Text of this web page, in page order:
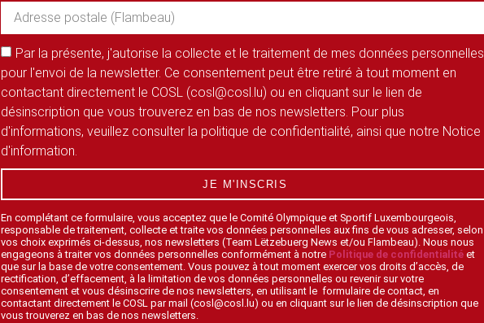
Par la présente, j'autorise la collecte et le traitement de mes données personnelles
pour l'envoi de la newsletter. Ce consentement peut être retiré à tout moment en
contactant directement le COSL (cosl@cosl.lu) ou en cliquant sur le lien de
désinscription que vous trouverez en bas de nos newsletters. Pour plus
d'informations, veuillez consulter la politique de confidentialité, ainsi que notre Notice
d'information.
JE M'INSCRIS
En complétant ce formulaire, vous acceptez que le Comité Olympique et Sportif Luxembourgeois,
responsable de traitement, collecte et traite vos données personnelles aux fins de vous adresser, selon
vos choix exprimés ci-dessus, nos newsletters (Team Lëtzebuerg News et/ou Flambeau). Nous nous
engageons à traiter vos données personnelles conformément à notre Politique de confidentialité et
que sur la base de votre consentement. Vous pouvez à tout moment exercer vos droits d’accès, de
rectification, d’effacement, à la limitation de vos données personnelles ou revenir sur votre
consentement et vous désinscrire de nos newsletters, en utilisant le formulaire de contact, en
contactant directement le COSL par mail (cosl@cosl.lu) ou en cliquant sur le lien de désinscription que
vous trouverez en bas de nos newsletters.